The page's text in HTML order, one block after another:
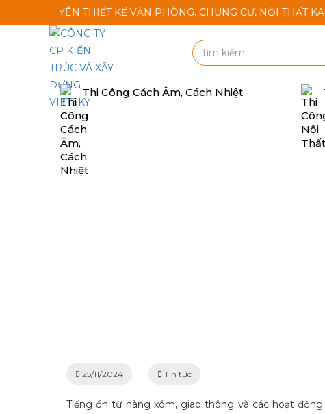
THIẾT KẾ VĂN PHÒNG, CHUNG CƯ, NỘI THẤT KARAOKE, THI
Thi Công Cách Âm, Cách Nhiệt
25/11/2024 Tin tức
Tiếng ồn từ hàng xóm, giao thông và các hoạt